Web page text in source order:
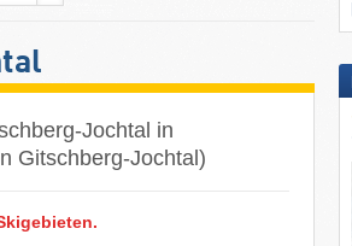
Jochtal in
Gitschberg-Jochtal)